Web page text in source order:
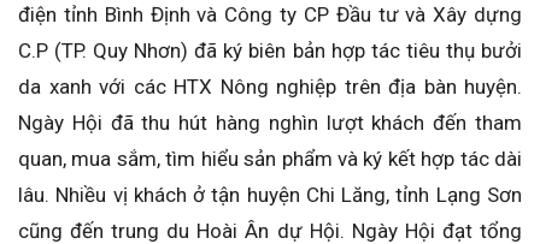
điện tỉnh Bình Định và Công ty CP Đầu tư và Xây dựng
C.P (TP. Quy Nhơn) đã ký biên bản hợp tác tiêu thụ bưởi
da xanh với các HTX Nông nghiệp trên địa bàn huyện.
Ngày Hội đã thu hút hàng nghìn lượt khách đến tham
quan, mua sắm, tìm hiểu sản phẩm và ký kết hợp tác dài
lâu. Nhiều vị khách ở tận huyện Chi Lăng, tỉnh Lạng Sơn
cũng đến trung du Hoài Ân dự Hội. Ngày Hội đạt tổng